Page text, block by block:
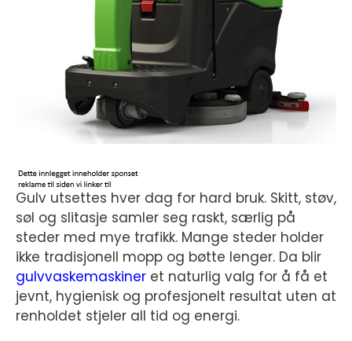
Gulv utsettes hver dag for hard bruk. Skitt, støv,
søl og slitasje samler seg raskt, særlig på
steder med mye trafikk. Mange steder holder
ikke tradisjonell mopp og bøtte lenger. Da blir
gulvvaskemaskiner et naturlig valg for å få et
jevnt, hygienisk og profesjonelt resultat uten at
renholdet stjeler all tid og energi.